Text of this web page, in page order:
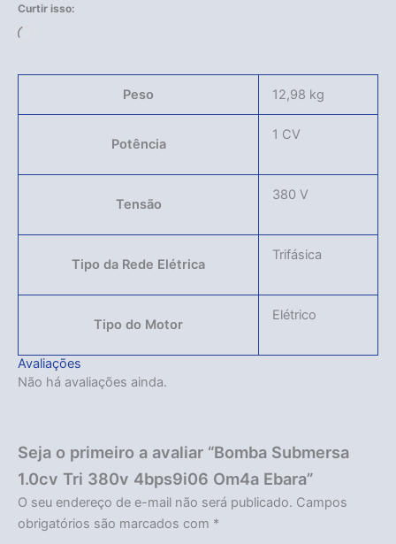
Curtir isso:
Peso 12,98 kg
Potência
1 CV
Tensão
380 V
Tipo da Rede Elétrica
Trifásica
Tipo do Motor
Elétrico
Avaliações
Não há avaliações ainda.
Seja o primeiro a avaliar “Bomba Submersa
1.0cv Tri 380v 4bps9i06 Om4a Ebara”
O seu endereço de e-mail não será publicado. Campos
obrigatórios são marcados com *